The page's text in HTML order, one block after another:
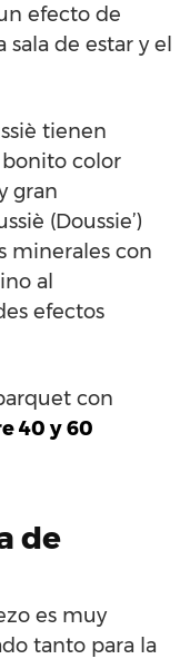
efecto de
de estar y el
tienen
color
gran
(Doussie’)
minerales con
al
efectos
con
40 y 60
de
es muy
tanto para la